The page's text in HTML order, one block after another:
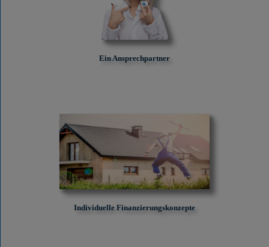
Ein Ansprechpartner
Individuelle Finanzierungskonzepte